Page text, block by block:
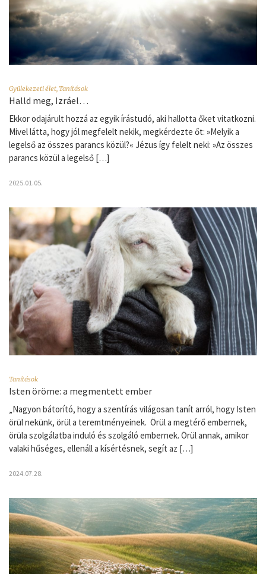
Gyülekezeti élet Tanítások
Halld meg, Izráel…
Ekkor odajárult hozzá az egyik írástudó, aki hallotta őket vitatkozni.
Mivel látta, hogy jól megfelelt nekik, megkérdezte őt: »Melyik a
legelső az összes parancs közül?« Jézus így felelt neki: »Az összes
parancs közül a legelső […]
2025.01.05.
Tanítások
Isten öröme: a megmentett ember
„Nagyon bátorító, hogy a szentírás világosan tanít arról, hogy Isten
örül nekünk, örül a teremtményeinek. Örül a megtérő embernek,
örüla szolgálatba induló és szolgáló embernek. Örül annak, amikor
valaki hűséges, ellenáll a kísértésnek, segít az […]
2024.07.28.